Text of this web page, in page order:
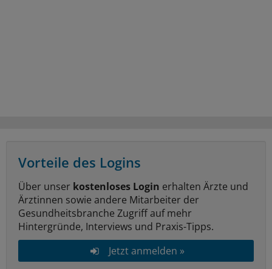
Vorteile des Logins
Über unser kostenloses Login erhalten Ärzte und
Ärztinnen sowie andere Mitarbeiter der
Gesundheitsbranche Zugriff auf mehr
Hintergründe, Interviews und Praxis-Tipps.
Jetzt anmelden »